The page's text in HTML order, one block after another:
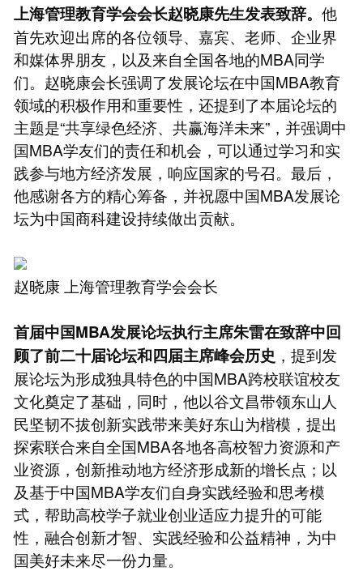
上海管理教育学会会长赵晓康先生发表致辞。 他
首先欢迎出席的各位领导、嘉宾、老师、企业界
和媒体界朋友，以及来自全国各地的MBA同学
们。赵晓康会长强调了发展论坛在中国MBA教育
领域的积极作用和重要性，还提到了本届论坛的
主题是“共享绿色经济、共赢海洋未来”，并强调中
国MBA学友们的责任和机会，可以通过学习和实
践参与地方经济发展，响应国家的号召。最后，
他感谢各方的精心筹备，并祝愿中国MBA发展论
坛为中国商科建设持续做出贡献。
赵晓康 上海管理教育学会会长
首届中国MBA发展论坛执行主席朱雷在致辞中回
顾了前二十届论坛和四届主席峰会历史 ，提到发
展论坛为形成独具特色的中国MBA跨校联谊校友
文化奠定了基础，同时，他以谷文昌带领东山人
民坚韧不拔创新实践带来美好东山为楷模，提出
探索联合来自全国MBA各地各高校智力资源和产
业资源，创新推动地方经济形成新的增长点；以
及基于中国MBA学友们自身实践经验和思考模
式，帮助高校学子就业创业适应力提升的可能
性，融合创新才智、实践经验和公益精神，为中
国美好未来尽一份力量。